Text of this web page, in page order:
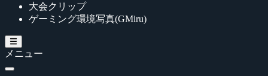
大会クリップ
ゲーミング環境写真(GMiru)
メニュー